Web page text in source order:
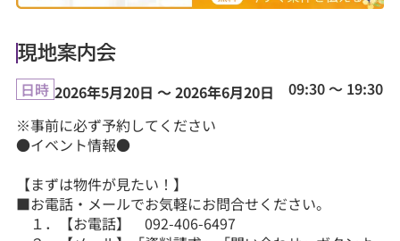
現地案内会
日時 2026年5月20日 ～ 2026年6月20日 09:30 ～ 19:30
※事前に必ず予約してください
●イベント情報●
【まずは物件が見たい！】
■お電話・メールでお気軽にお問合せください。
１．【お電話】 092-406-6497